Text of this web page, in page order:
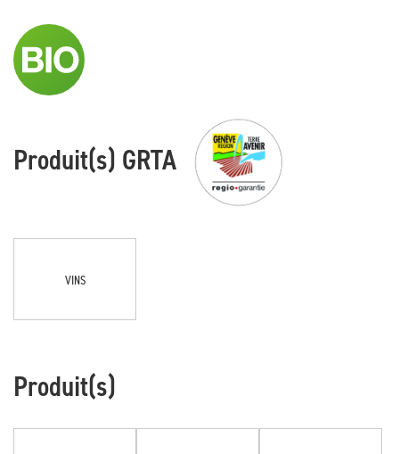
Produit(s) GRTA
VINS
Produit(s)